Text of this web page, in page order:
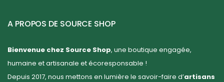
A PROPOS DE SOURCE SHOP
Bienvenue chez Source Shop, une boutique engagée,
humaine et artisanale et écoresponsable !
Depuis 2017, nous mettons en lumière le savoir-faire d’artisans